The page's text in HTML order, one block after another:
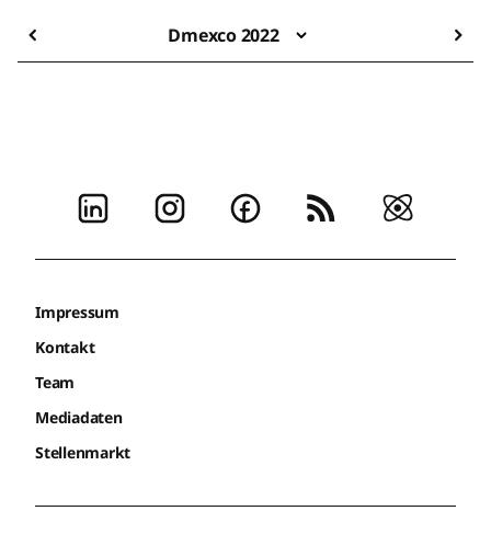
Dmexco 2022
Impressum
Kontakt
Team
Mediadaten
Stellenmarkt